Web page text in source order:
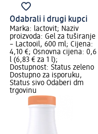
Odabrali i drugi kupci
Marka: lactovit; Naziv
proizvoda: Gel za tuširanje
– Lactooil, 600 ml; Cijena:
4,10 €; Osnovna cijena: 0,6
l (6,83 € za 1 l);
Dostupnost: Status zeleno
Dostupno za isporuku,
Status sivo Odaberi dm
trgovinu